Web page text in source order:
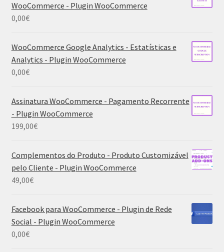
WooCommerce - Plugin WooCommerce
0,00€
WooCommerce Google Analytics - Estatísticas e
Analytics - Plugin WooCommerce
0,00€
Assinatura WooCommerce - Pagamento Recorrente
- Plugin WooCommerce
199,00€
Complementos do Produto - Produto Customizável
pelo Cliente - Plugin WooCommerce
49,00€
Facebook para WooCommerce - Plugin de Rede
Social - Plugin WooCommerce
0,00€